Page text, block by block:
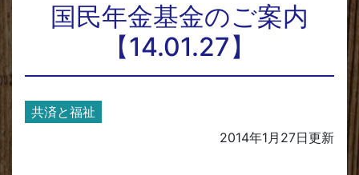
国民年金基金のご案内
【14.01.27】
共済と福祉
2014年1月27日更新